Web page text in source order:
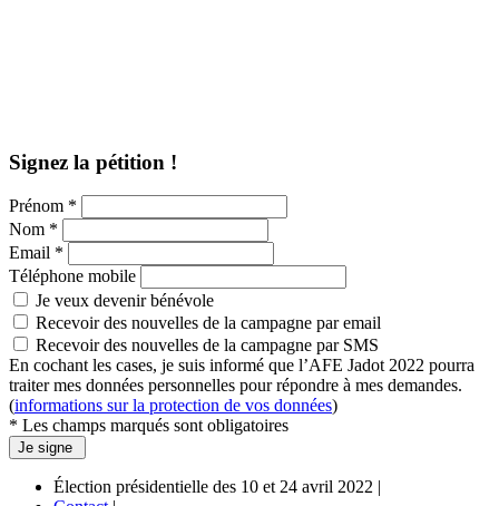
Signez la pétition !
Prénom *
Nom *
Email *
Téléphone mobile
Je veux devenir bénévole
Recevoir des nouvelles de la campagne par email
Recevoir des nouvelles de la campagne par SMS
En cochant les cases, je suis informé que l’AFE Jadot 2022 pourra
traiter mes données personnelles pour répondre à mes demandes.
(informations sur la protection de vos données)
* Les champs marqués sont obligatoires
Élection présidentielle des 10 et 24 avril 2022 |